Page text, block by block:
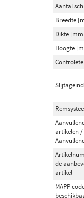
Aantal
Breedte
Dikte
Hoogte
artikelen /
de
artikel
MAPP